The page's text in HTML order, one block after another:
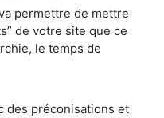
permettre de mettre
de votre site que ce
le temps de
des préconisations et